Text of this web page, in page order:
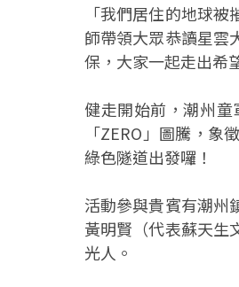
「我們居住的地球
師帶領大眾恭讀星雲
保，大家一起走出希
健走開始前，潮州
「ZERO」圖騰，
綠色隧道出發囉！
活動參與貴賓有潮州
黃明賢（代表蘇天生
光人。